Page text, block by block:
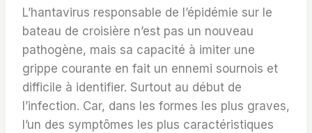
L’hantavirus responsable de l’épidémie sur le
bateau de croisière n’est pas un nouveau
pathogène, mais sa capacité à imiter une
grippe courante en fait un ennemi sournois et
difficile à identifier. Surtout au début de
l’infection. Car, dans les formes les plus graves,
l’un des symptômes les plus caractéristiques